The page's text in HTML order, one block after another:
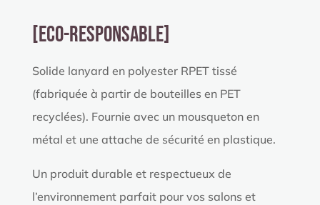
[ECO-RESPONSABLE]
Solide lanyard en polyester RPET tissé
(fabriquée à partir de bouteilles en PET
recyclées). Fournie avec un mousqueton en
métal et une attache de sécurité en plastique.
Un produit durable et respectueux de
l’environnement parfait pour vos salons et